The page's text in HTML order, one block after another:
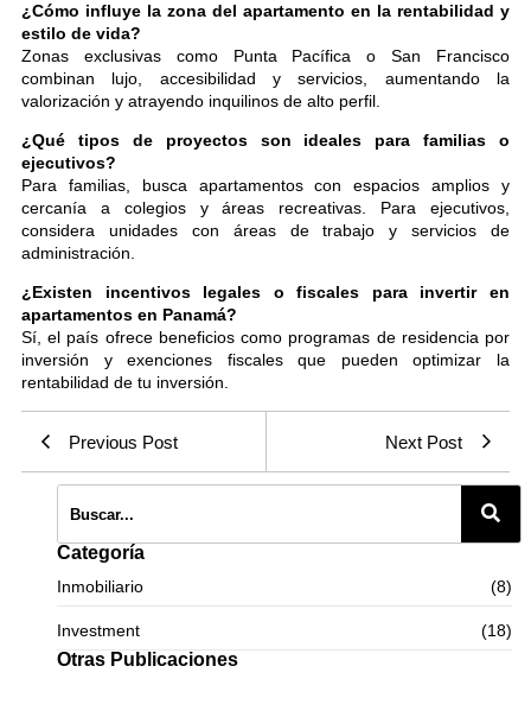
¿Cómo influye la zona del apartamento en la rentabilidad y
estilo de vida?
Zonas exclusivas como Punta Pacífica o San Francisco
combinan lujo, accesibilidad y servicios, aumentando la
valorización y atrayendo inquilinos de alto perfil.
¿Qué tipos de proyectos son ideales para familias o
ejecutivos?
Para familias, busca apartamentos con espacios amplios y
cercanía a colegios y áreas recreativas. Para ejecutivos,
considera unidades con áreas de trabajo y servicios de
administración.
¿Existen incentivos legales o fiscales para invertir en
apartamentos en Panamá?
Sí, el país ofrece beneficios como programas de residencia por
inversión y exenciones fiscales que pueden optimizar la
rentabilidad de tu inversión.
Previous Post Next Post
Categoría
Inmobiliario (8)
Investment (18)
Otras Publicaciones